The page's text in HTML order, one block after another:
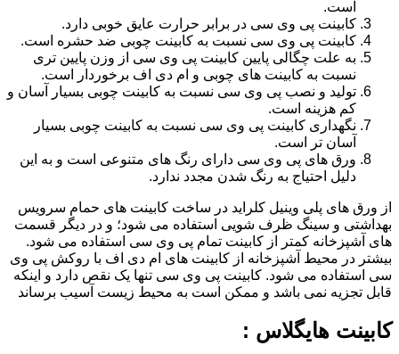
است.
کابینت پی وی سی در برابر حرارت عایق خوبی دارد.
کابینت پی وی سی نسبت به کابینت چوبی ضد حشره است.
به علت چگالی پایین کابینت پی وی سی از وزن پایین تری
نسبت به کابینت های چوبی و ام دی اف برخوردار است.
تولید و نصب پی وی سی نسبت به کابینت چوبی بسیار آسان و
کم هزینه است.
نگهداری کابینت پی وی سی نسبت به کابینت چوبی بسیار
آسان تر است.
ورق های پی وی سی دارای رنگ های متنوعی است و به این
دلیل احتیاج به رنگ شدن مجدد ندارد.
از ورق های پلی وینیل کلراید در ساخت کابینت های حمام سرویس
بهداشتی و سینگ ظرف شویی استفاده می شود؛ و در دیگر قسمت
های آشپزخانه کمتر از کابینت تمام پی وی سی استفاده می شود.
بیشتر در محیط آشپزخانه از کابینت های ام دی اف با روکش پی وی
سی استفاده می شود. کابینت پی وی سی تنها یک نقص دارد و اینکه
قابل تجزیه نمی باشد و ممکن است به محیط زیست آسیب برساند
کابینت هایگلاس :